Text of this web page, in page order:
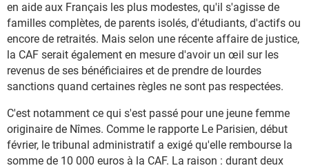
en aide aux Français les plus modestes, qu'il s'agisse de
familles complètes, de parents isolés, d'étudiants, d'actifs ou
encore de retraités. Mais selon une récente affaire de justice,
la CAF serait également en mesure d'avoir un œil sur les
revenus de ses bénéficiaires et de prendre de lourdes
sanctions quand certaines règles ne sont pas respectées.
C'est notamment ce qui s'est passé pour une jeune femme
originaire de Nîmes. Comme le rapporte Le Parisien, début
février, le tribunal administratif a exigé qu'elle rembourse la
somme de 10 000 euros à la CAF. La raison : durant deux